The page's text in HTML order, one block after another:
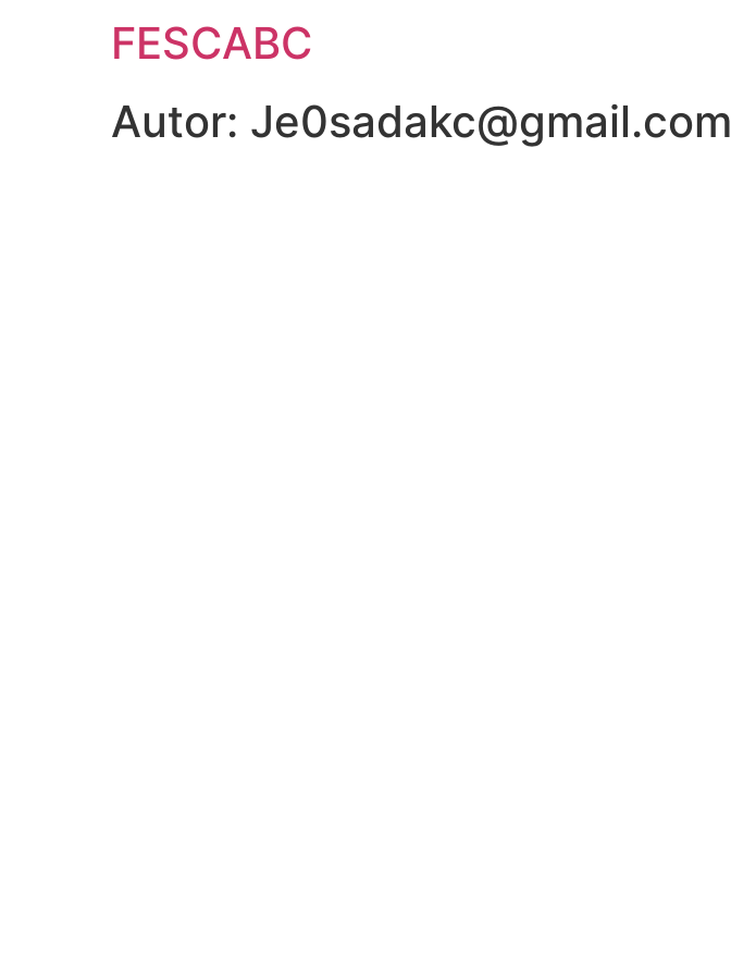
FESCABC
Autor: Je0sadakc@gmail.com